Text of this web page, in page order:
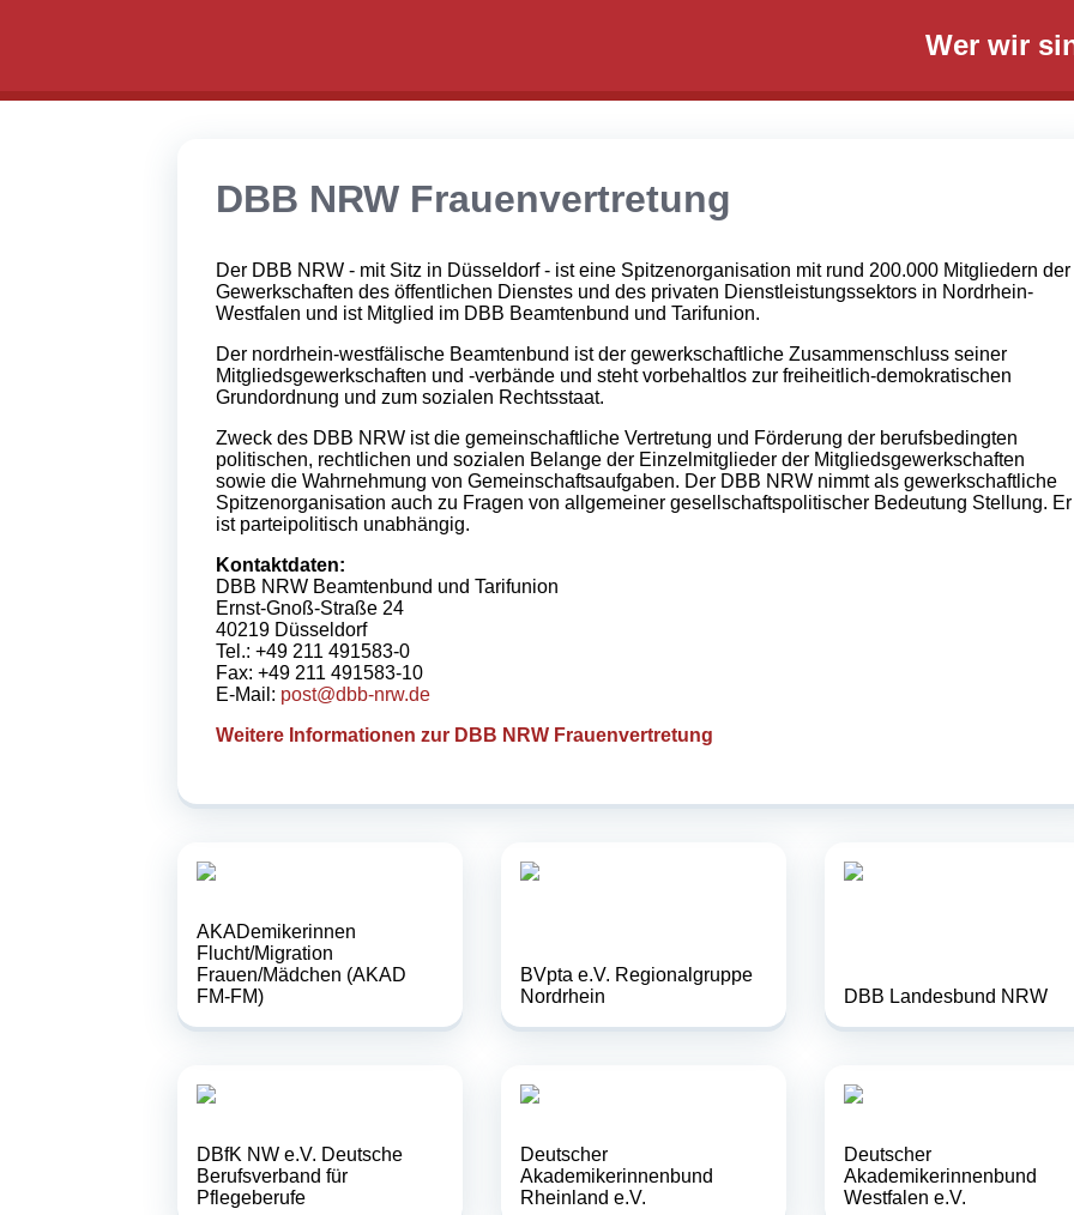
Wer wir
DBB NRW Frauenvertretung
Der DBB NRW - mit Sitz in Düsseldorf - ist eine Spitzenorganisation mit rund 200.000 Mitgliedern der
Gewerkschaften des öffentlichen Dienstes und des privaten Dienstleistungssektors in Nordrhein-
Westfalen und ist Mitglied im DBB Beamtenbund und Tarifunion.
Der nordrhein-westfälische Beamtenbund ist der gewerkschaftliche Zusammenschluss seiner
Mitgliedsgewerkschaften und -verbände und steht vorbehaltlos zur freiheitlich-demokratischen
Grundordnung und zum sozialen Rechtsstaat.
Zweck des DBB NRW ist die gemeinschaftliche Vertretung und Förderung der berufsbedingten
politischen, rechtlichen und sozialen Belange der Einzelmitglieder der Mitgliedsgewerkschaften
sowie die Wahrnehmung von Gemeinschaftsaufgaben. Der DBB NRW nimmt als gewerkschaftliche
Spitzenorganisation auch zu Fragen von allgemeiner gesellschaftspolitischer Bedeutung Stellung. Er
ist parteipolitisch unabhängig.
Kontaktdaten:
DBB NRW Beamtenbund und Tarifunion
Ernst-Gnoß-Straße 24
40219 Düsseldorf
Tel.: +49 211 491583-0
Fax: +49 211 491583-10
E-Mail: post@dbb-nrw.de
Weitere Informationen zur DBB NRW Frauenvertretung
AKADemikerinnen
Flucht/Migration
Frauen/Mädchen (AKAD
FM-FM)
BVpta e.V. Regionalgruppe
Nordrhein
DBB Landesbund NRW
DBfK NW e.V. Deutsche
Berufsverband für
Pflegeberufe
Deutscher
Akademikerinnenbund
Rheinland e.V.
Deutscher
Akademikerinnenbund
Westfalen e.V.